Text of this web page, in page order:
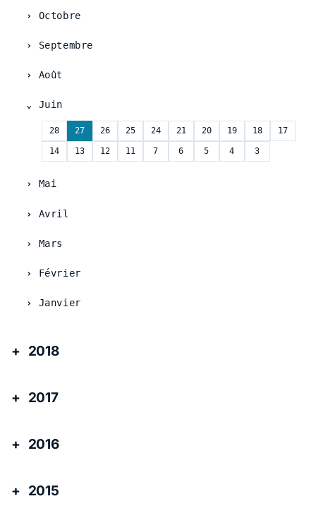
Octobre
Septembre
Août
Juin
28 27 26 25 24 21 20 19 18 17
14 13 12 11 7 6 5 4 3
Mai
Avril
Mars
Février
Janvier
2018
2017
2016
2015